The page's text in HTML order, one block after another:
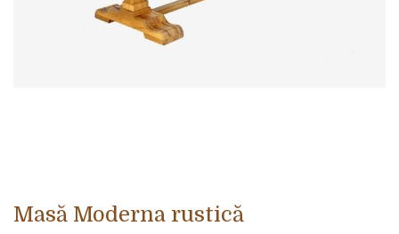
Masă Moderna rustică